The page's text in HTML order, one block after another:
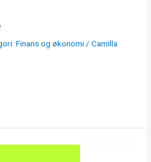
Finans og økonomi /Camilla